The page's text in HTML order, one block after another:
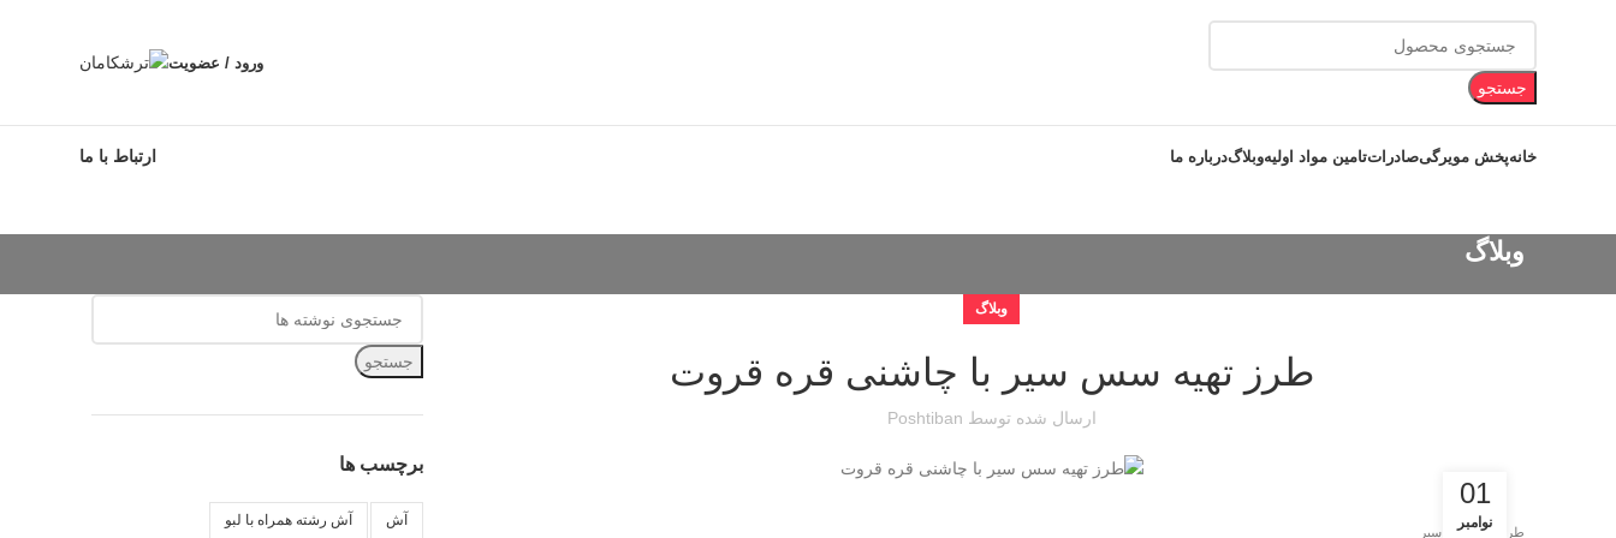
جستجو
ورود / عضویت
خانهپخش مویرگیصادراتتامین مواد اولیهوبلاگدرباره ما ارتباط با ما
وبلاگ
وبلاگ
طرز تهیه سس سیر با چاشنی قره قروت
ارسال شده توسط Poshtiban
01
نوامبر
طرز تهیه سس سیر
جستجو
برچسب ها
آش آش رشته همراه با لبو